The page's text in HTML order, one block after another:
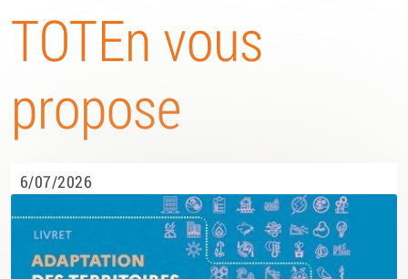
TOTEn vous
propose
6/07/2026